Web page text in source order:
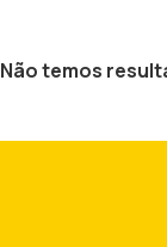
Não temos